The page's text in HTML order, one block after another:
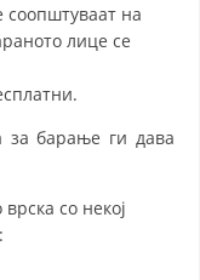
соопштуваат на
лице се
за барање ги дава
со некој